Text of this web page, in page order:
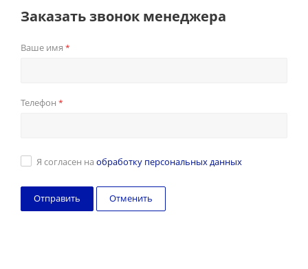
Заказать звонок менеджера
Ваше имя *
Телефон *
Я согласен на обработку персональных данных
Отменить